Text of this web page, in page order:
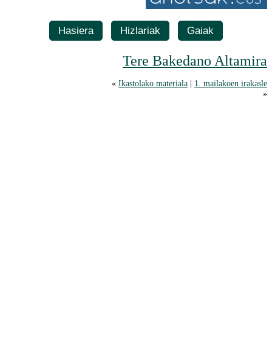
Hasiera Hizlariak Gaiak
Tere Bakedano Altamira
« Ikastolako materiala | 1. mailakoen irakasle
»